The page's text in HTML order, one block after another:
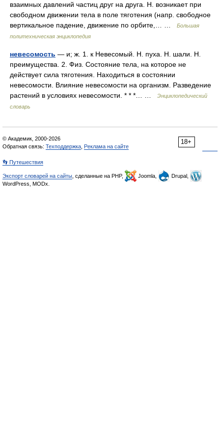
взаимных давлений частиц друг на друга. Н. возникает при
свободном движении тела в поле тяготения (напр. свободное
вертикальное падение, движение по орбите,… …
Большая
политехническая энциклопедия
невесомость — и; ж. 1. к Невесомый. Н. пуха. Н. шали. Н.
преимущества. 2. Физ. Состояние тела, на которое не
действует сила тяготения. Находиться в состоянии
невесомости. Влияние невесомости на организм. Разведение
растений в условиях невесомости. * * *… …
Энциклопедический
словарь
18+
© Академик, 2000-2026
Обратная связь: Техподдержка Реклама на сайте
👣 Путешествия
Экспорт словарей на сайты , сделанные на PHP, Joomla,
Drupal,
WordPress, MODx.